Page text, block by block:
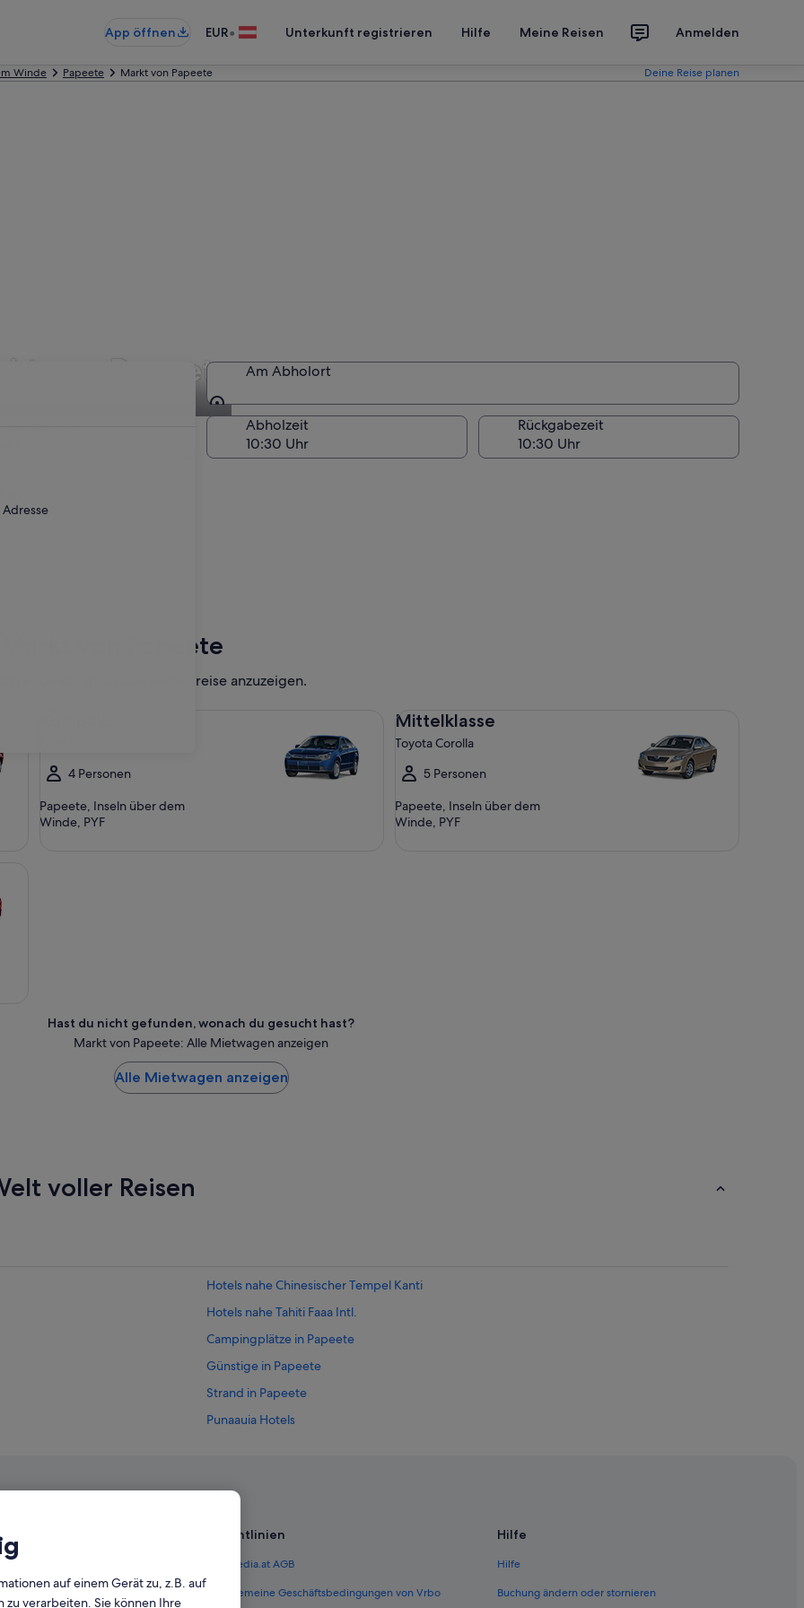
App öffnen EUR• Unterkunft registrieren Hilfe Meine Reisen Anmelden
Winde Papeete Markt von Papeete Deine Reise planen
von Papeete Am Abholort
Am Abholort
Abholzeit Rückgabezeit
an.
von Papeete
Klicke, um aktualisierte Preise anzuzeigen.
4 Personen
Papeete, Inseln über dem
Winde, PYF
Mittelklasse
Toyota Corolla
5 Personen
Papeete, Inseln über dem
Winde, PYF
Hast du nicht gefunden, wonach du gesucht hast?
Markt von Papeete: Alle Mietwagen anzeigen
Alle Mietwagen anzeigen
voller Reisen
Hotels nahe Chinesischer Tempel Kanti
Hotels nahe Tahiti Faaa Intl.
Campingplätze in Papeete
Günstige in Papeete
Strand in Papeete
Punaauia Hotels
Richtlinien
Expedia.at AGB
Allgemeine Geschäftsbedingungen von Vrbo
Hilfe
Hilfe
Buchung ändern oder stornieren
auf einem Gerät zu, z.B. auf
verarbeiten. Sie können Ihre